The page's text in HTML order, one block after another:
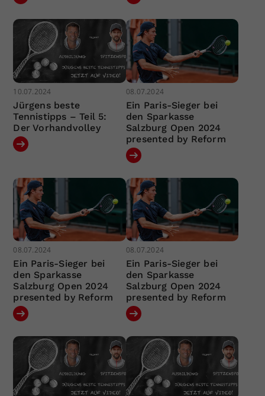
10.07.2024
Jürgens beste
Tennistipps – Teil 5:
Der Vorhandvolley
08.07.2024
Ein Paris-Sieger bei
den Sparkasse
Salzburg Open 2024
presented by Reform
08.07.2024
Ein Paris-Sieger bei
den Sparkasse
Salzburg Open 2024
presented by Reform
08.07.2024
Ein Paris-Sieger bei
den Sparkasse
Salzburg Open 2024
presented by Reform